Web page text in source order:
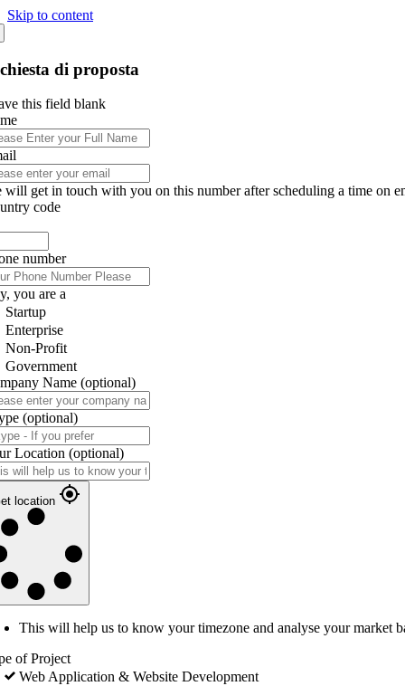
Skip to content
di proposta
this field blank
will get in touch with you on this number after scheduling a time on
code
number
you are a
Startup
Enterprise
Non-Profit
Government
Name (optional)
(optional)
Location (optional)
location
This will help us to know your timezone and analyse your market
of Project
Web Application & Website Development